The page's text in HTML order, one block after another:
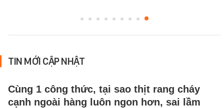
TIN MỚI CẬP NHẬT
Cùng 1 công thức, tại sao thịt rang cháy
cạnh ngoài hàng luôn ngon hơn, sai lầm